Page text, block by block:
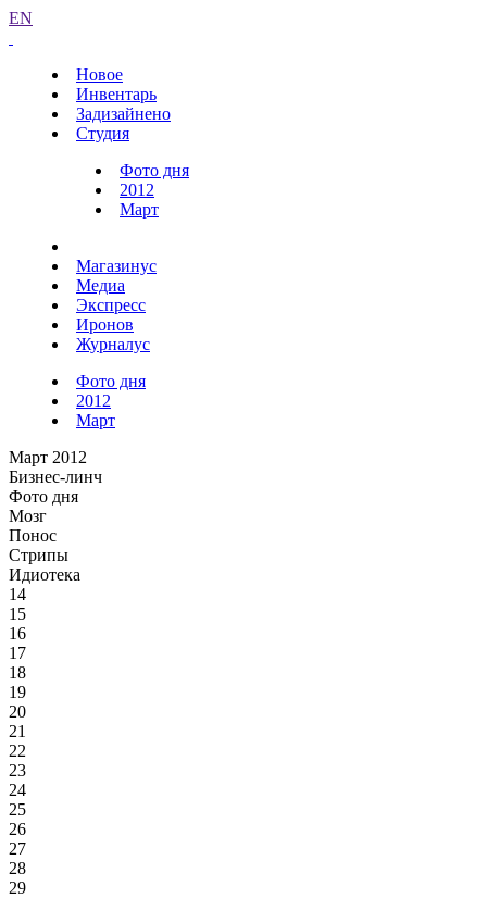
EN
Новое
Инвентарь
Задизайнено
Студия
Фото дня
2012
Март
Магазинус
Медиа
Экспресс
Иронов
Журналус
Фото дня
2012
Март
Март 2012
Бизнес-линч
Фото дня
Мозг
Понос
Стрипы
Идиотека
14
15
16
17
18
19
20
21
22
23
24
25
26
27
28
29